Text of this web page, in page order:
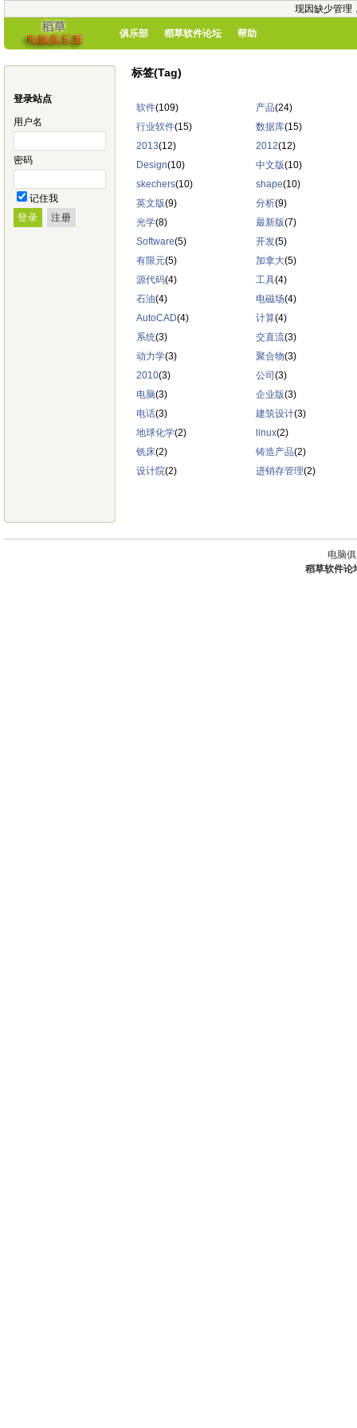
现因缺少管理
俱乐部 稻草软件论坛 帮助
登录站点
用户名
密码
记住我
标签(Tag)
软件(109) 产品(24)
行业软件(15) 数据库(15)
2013(12) 2012(12)
Design(10) 中文版(10)
skechers(10) shape(10)
英文版(9) 分析(9)
光学(8) 最新版(7)
Software(5) 开发(5)
有限元(5) 加拿大(5)
源代码(4) 工具(4)
石油(4) 电磁场(4)
AutoCAD(4) 计算(4)
系统(3) 交直流(3)
动力学(3) 聚合物(3)
2010(3) 公司 (3)
电脑(3) 企业版(3)
电话(3) 建筑设计(3)
地球化学(2) linux(2)
铣床(2) 铸造产品(2)
设计院(2) 进销存管理(2)
电脑
稻草软件论